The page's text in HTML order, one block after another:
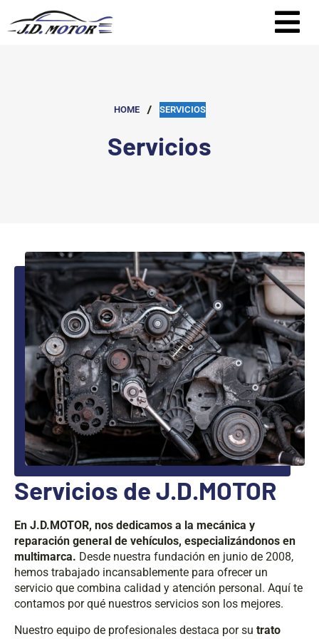
HOME / SERVICIOS
Servicios
Servicios de J.D.MOTOR
En J.D.MOTOR, nos dedicamos a la mecánica y
reparación general de vehículos, especializándonos en
multimarca. Desde nuestra fundación en junio de 2008,
hemos trabajado incansablemente para ofrecer un
servicio que combina calidad y atención personal. Aquí te
contamos por qué nuestros servicios son los mejores.
Nuestro equipo de profesionales destaca por su trato